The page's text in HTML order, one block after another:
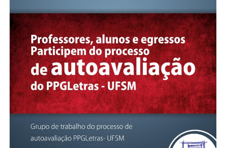
Secretaria de Governo
Gabinete de Segurança Institucional
Advocacia-Geral da União
Banco Central do Brasil